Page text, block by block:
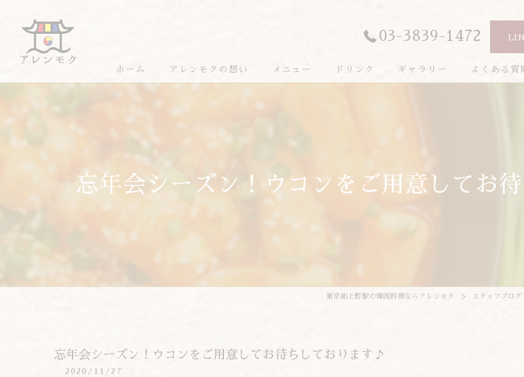
03-3839-1472
ホーム アレンモクの想い メニュー ドリンク ギャラリー よくある質
忘年会シーズン！ウコンをご用意してお
東京都上野駅の韓国料理ならアレンモク スタッフブログ
忘年会シーズン！ウコンをご用意してお待ちしております♪
2020/11/27